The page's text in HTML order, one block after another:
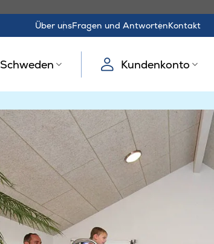
Über unsFragen und AntwortenKontakt
Schweden Kundenkonto